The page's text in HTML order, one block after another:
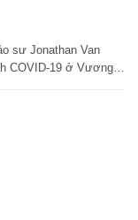
sư Jonathan Van
COVID-19 ở Vương…